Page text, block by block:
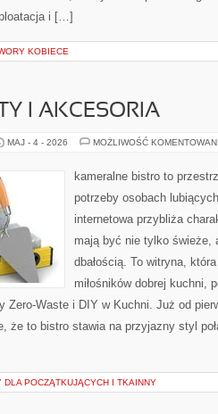
i […]
KOBIECE
I AKCESORIA
MAJ - 4 - 2026 MOŻLIWOŚĆ
kameralne bistro to
potrzeby osobach
internetowa przybliża
mają być nie tylko świeże,
dbałością. To witryna,
miłośników dobrej kuchni,
Zero-Waste i DIY w Kuchni. Już od
że to bistro stawia na przyjazny styl
DLA POCZĄTKUJĄCYCH I TKAINNY